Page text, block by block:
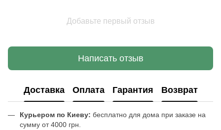
Добавьте первый отзыв
Написать отзыв
Доставка Оплата Гарантия Возврат
Курьером по Киеву: бесплатно для дома при заказе на
сумму от 4000 грн.